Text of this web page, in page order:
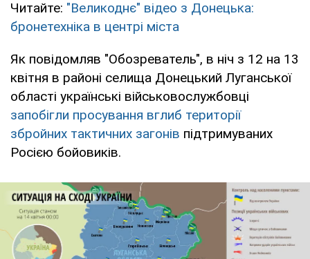
Читайте: "Великоднє" відео з Донецька:
бронетехніка в центрі міста
Як повідомляв "Обозреватель", в ніч з 12 на 13
квітня в районі селища Донецький Луганської
області українські військовослужбовці
запобігли просування вглиб території
збройних тактичних загонів підтримуваних
Росією бойовиків.